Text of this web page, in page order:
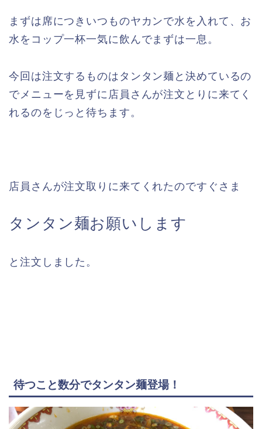
まずは席につきいつものヤカンで水を入れて、お
水をコップ一杯一気に飲んでまずは一息。
今回は注文するものはタンタン麺と決めているの
でメニューを見ずに店員さんが注文とりに来てく
れるのをじっと待ちます。
店員さんが注文取りに来てくれたのですぐさま
タンタン麺お願いします
と注文しました。
待つこと数分でタンタン麺登場！